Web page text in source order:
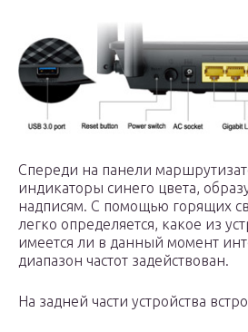
Спереди на панели
индикаторы синего цвета,
надписям. С помощью горящих
легко определяется, какое из
имеется ли в данный момент
диапазон частот задействован.
На задней части устройства